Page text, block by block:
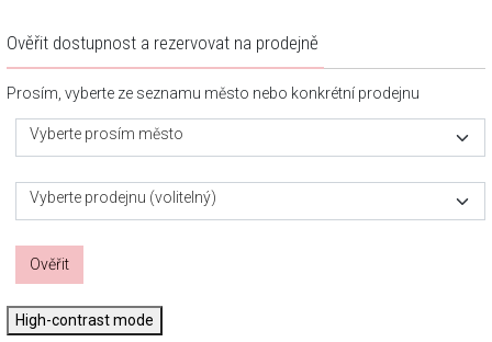
Ověřit dostupnost a rezervovat na prodejně
Prosím, vyberte ze seznamu město nebo konkrétní prodejnu
Vyberte prosím město
Vyberte prodejnu (volitelný)
Ověřit
High-contrast mode